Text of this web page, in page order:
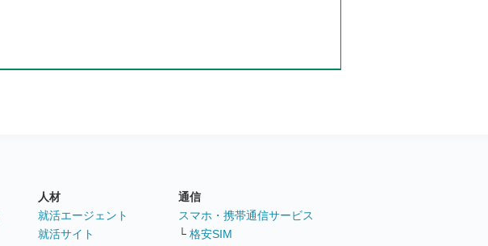
人材
就活エージェント
就活サイト
通信
スマホ・携帯通信サービス
└ 格安SIM